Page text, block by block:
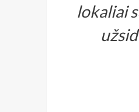
lokaliai